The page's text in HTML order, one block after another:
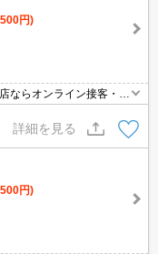
円)
ならオンライン接客・内
は、電話番号も記載頂き
詳細を見る
円)